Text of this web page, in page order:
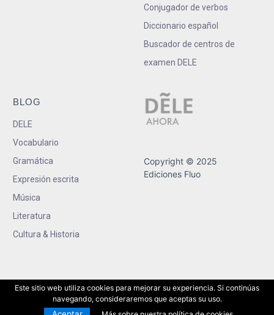
Conjugador de verbos
Diccionario español
Buscador de centros de
examen DELE
BLOG
DELE
Vocabulario
Gramática
Expresión escrita
Música
Literatura
Cultura & Historia
Copyright © 2025
Ediciones Fluo
Este sitio web utiliza cookies para mejorar su experiencia. Si continúas
navegando, consideraremos que aceptas su uso.